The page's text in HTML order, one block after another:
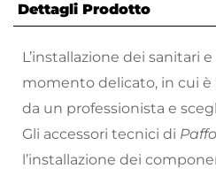
Dettagli Prodotto
L’installazione dei sanitari
momento delicato, in cui è
da un professionista e
Gli accessori tecnici di
l’installazione dei